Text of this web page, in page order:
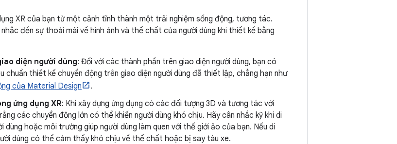
XR của bạn từ một cảnh tĩnh thành một trải nghiệm sống động, tương tác.
đến sự thoải mái về hình ảnh và thể chất của người dùng khi thiết kế bằng
diện người dùng: Đối với các thành phần trên giao diện người dùng, bạn có
chuẩn thiết kế chuyển động trên giao diện người dùng đã thiết lập, chẳng hạn như
của Material Design
.
ứng dụng XR: Khi xây dựng ứng dụng có các đối tượng 3D và tương tác với
các chuyển động lớn có thể khiến người dùng khó chịu. Hãy cân nhắc kỹ khi di
dùng hoặc môi trường giúp người dùng làm quen với thế giới ảo của bạn. Nếu di
dùng có thể cảm thấy khó chịu về thể chất hoặc bị say tàu xe.